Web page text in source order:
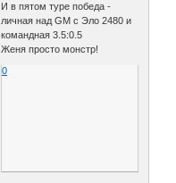
И в пятом туре победа -
личная над GM с Эло 2480 и
командная 3.5:0.5
Женя просто монстр!
0